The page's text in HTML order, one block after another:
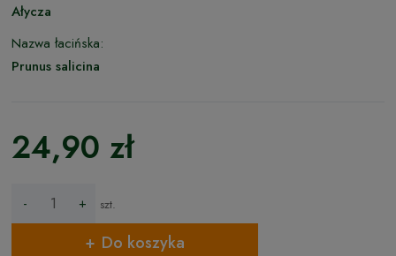
Ałycza
Nazwa łacińska:
Prunus salicina
24,90 zł
- + szt.
Do koszyka